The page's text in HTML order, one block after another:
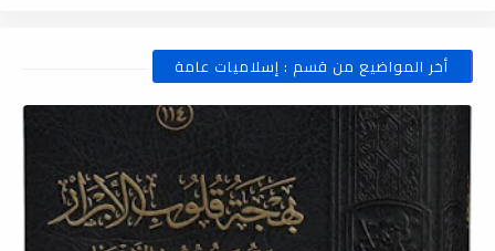
أخر المواضيع من قسم : إسلاميات عامة